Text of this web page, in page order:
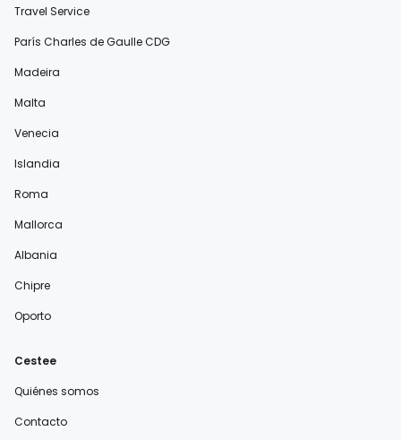
Travel Service
París Charles de Gaulle CDG
Madeira
Malta
Venecia
Islandia
Roma
Mallorca
Albania
Chipre
Oporto
Cestee
Quiénes somos
Contacto